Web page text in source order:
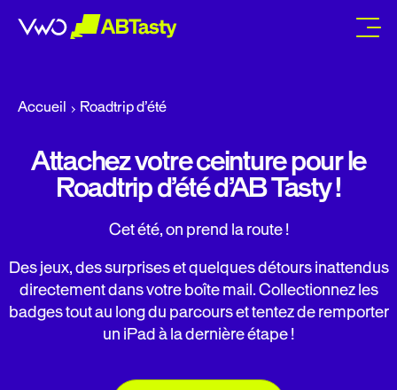
Accueil Roadtrip d’été
Attachez votre ceinture pour le
Roadtrip d’été d’AB Tasty !
Cet été, on prend la route !
Des jeux, des surprises et quelques détours inattendus
directement dans votre boîte mail. Collectionnez les
badges tout au long du parcours et tentez de remporter
un iPad à la dernière étape !